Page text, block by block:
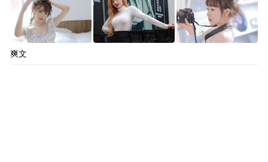
爽文